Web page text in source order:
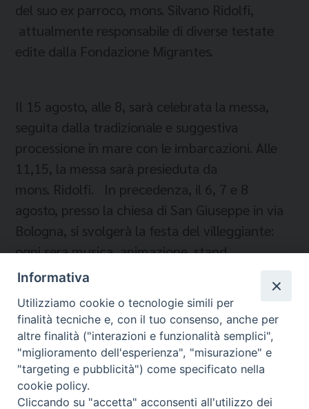
del suo ex parroco, mons. Silvano Ridolfi,
attualmente responsabile di diverse testate
edite dalla Fondazione Migrantes.
Il 15 agosto, alle 8, sarà celebrata la messa,
seguita dalla tradizionale e suggestiva
processione in mare con le imbarcazioni. Alle
11,15, la messa sarà presieduta da
mons. Ridolfi. In precedenza, il 6, 7 e 8
agosto, presso la chiesa di San Giuseppe in via
Bologna, si svolgerà la festa del villeggiante:
ogni sera musica, animazione, stand
gastronomici.
Informativa
Utilizziamo cookie o tecnologie simili per
finalità tecniche e, con il tuo consenso, anche per
altre finalità ("interazioni e funzionalità semplici",
"miglioramento dell'esperienza", "misurazione" e
"targeting e pubblicità") come specificato nella
cookie policy.
Cliccando su "accetta" acconsenti all'utilizzo dei